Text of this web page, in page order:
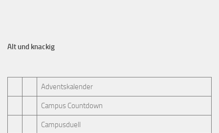
Alt und knackig
Adventskalender
Campus Countdown
Campusduell